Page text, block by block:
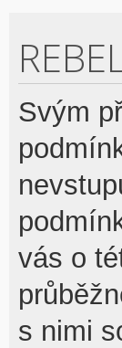
Svým
vás o
s nimi